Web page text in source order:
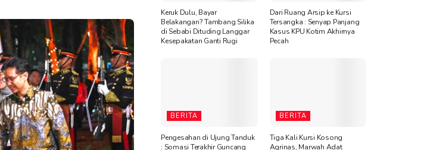
Keruk Dulu, Bayar
Belakangan? Tambang Silika
di Sebabi Dituding Langgar
Kesepakatan Ganti Rugi
Dari Ruang Arsip ke Kursi
Tersangka : Senyap Panjang
Kasus KPU Kotim Akhirnya
Pecah
BERITA
Pengesahan di Ujung Tanduk
: Somasi Terakhir Guncang
BERITA
Tiga Kali Kursi Kosong
Agrinas, Marwah Adat